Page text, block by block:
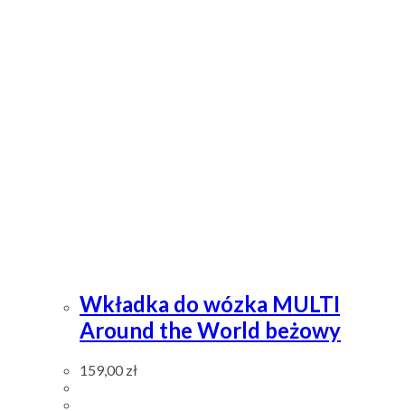
Wkładka do wózka MULTI
Around the World beżowy
159,00 zł